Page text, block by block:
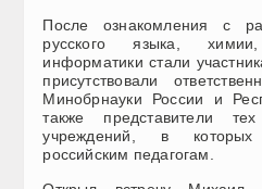
После ознакомления с
русского языка,
информатики стали
присутствовали
Минобрнауки России и
также представители
учреждений, в которых
российским педагогам.